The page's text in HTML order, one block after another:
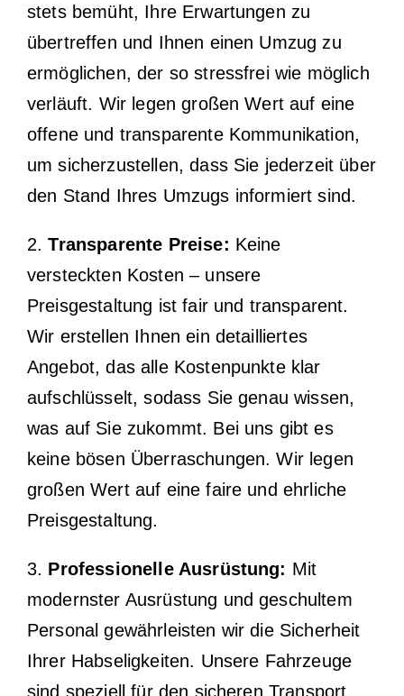
stets bemüht, Ihre Erwartungen zu
übertreffen und Ihnen einen Umzug zu
ermöglichen, der so stressfrei wie möglich
verläuft. Wir legen großen Wert auf eine
offene und transparente Kommunikation,
um sicherzustellen, dass Sie jederzeit über
den Stand Ihres Umzugs informiert sind.
2.Transparente Preise: Keine
versteckten Kosten – unsere
Preisgestaltung ist fair und transparent.
Wir erstellen Ihnen ein detailliertes
Angebot, das alle Kostenpunkte klar
aufschlüsselt, sodass Sie genau wissen,
was auf Sie zukommt. Bei uns gibt es
keine bösen Überraschungen. Wir legen
großen Wert auf eine faire und ehrliche
Preisgestaltung.
3. Professionelle Ausrüstung: Mit
modernster Ausrüstung und geschultem
Personal gewährleisten wir die Sicherheit
Ihrer Habseligkeiten. Unsere Fahrzeuge
sind speziell für den sicheren Transport